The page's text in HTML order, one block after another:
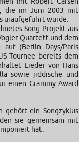
die im Juni 2003 mit
uraufgeführt wurde.
Song-Projekt aus
Quartett und dem
(Berlin Days/Paris
Tournee bereits dem
Lieder von Hans
sowie jiddische und
einen Grammy Award
gehört ein Songzyklus
sie gemeinsam mit
hat.